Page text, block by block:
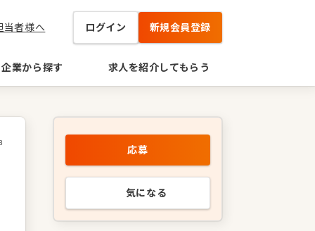
当者様へ ログイン 新規会員登録
企業から探す 求人を紹介してもらう
応募
気になる